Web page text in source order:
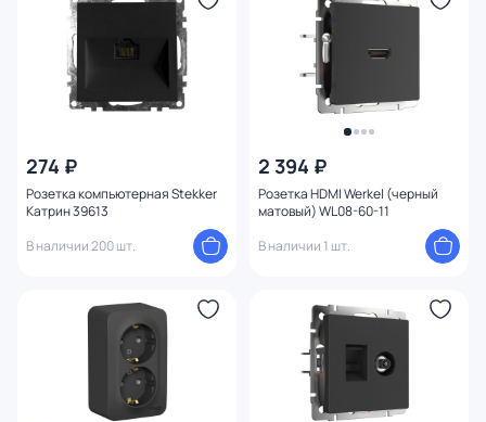
274 ₽
Розетка компьютерная Stekker
Катрин 39613
В наличии 200 шт.
2 394 ₽
Розетка HDMI Werkel (черный
матовый) WL08-60-11
В наличии 1 шт.